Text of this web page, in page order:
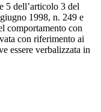
5 dell’articolo 3 del
1998, n. 249 e
comportamento con
con riferimento ai
essere verbalizzata in